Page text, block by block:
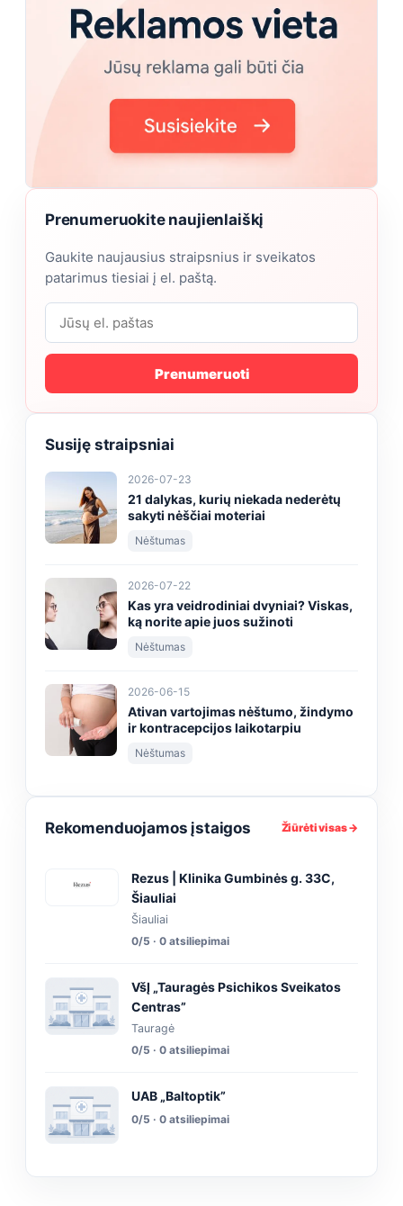
Prenumeruokite naujienlaiškį
Gaukite naujausius straipsnius ir sveikatos
patarimus tiesiai į el. paštą.
Prenumeruoti
Susiję straipsniai
2026-07-23
21 dalykas, kurių niekada nederėtų
sakyti nėščiai moteriai
Nėštumas
2026-07-22
Kas yra veidrodiniai dvyniai? Viskas,
ką norite apie juos sužinoti
Nėštumas
2026-06-15
Ativan vartojimas nėštumo, žindymo
ir kontracepcijos laikotarpiu
Nėštumas
Rekomenduojamos įstaigos Žiūrėti visas →
Rezus | Klinika Gumbinės g. 33C,
Šiauliai
Šiauliai
0/5 · 0 atsiliepimai
VšĮ „Tauragės Psichikos Sveikatos
Centras”
Tauragė
0/5 · 0 atsiliepimai
UAB „Baltoptik”
0/5 · 0 atsiliepimai